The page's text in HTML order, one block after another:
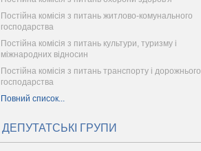
Постійна комісія з питань житлово-комунального
господарства
Постійна комісія з питань культури, туризму і
міжнародних відносин
Постійна комісія з питань транспорту і дорожнього
господарства
Повний список...
ДЕПУТАТСЬКІ ГРУПИ